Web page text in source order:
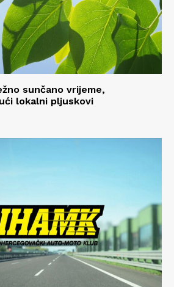
sunčano vrijeme,
lokalni pljuskovi